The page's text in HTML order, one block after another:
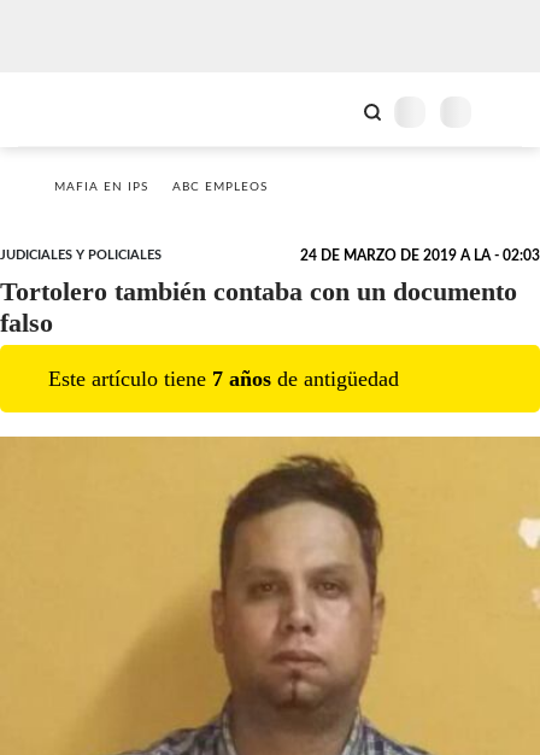
MAFIA EN IPS ABC EMPLEOS
JUDICIALES Y POLICIALES 24 DE MARZO DE 2019 A LA - 02:03
Tortolero también contaba con un documento
falso
Este artículo tiene 7 años de antigüedad